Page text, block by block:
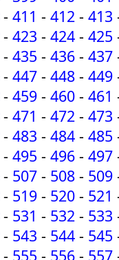
- 411 - 412 - 413
- 423 - 424 - 425
- 435 - 436 - 437
- 447 - 448 - 449
- 459 - 460 - 461
- 471 - 472 - 473
- 483 - 484 - 485
- 495 - 496 - 497
- 507 - 508 - 509
- 519 - 520 - 521
- 531 - 532 - 533
- 543 - 544 - 545
- 555 - 556 - 557